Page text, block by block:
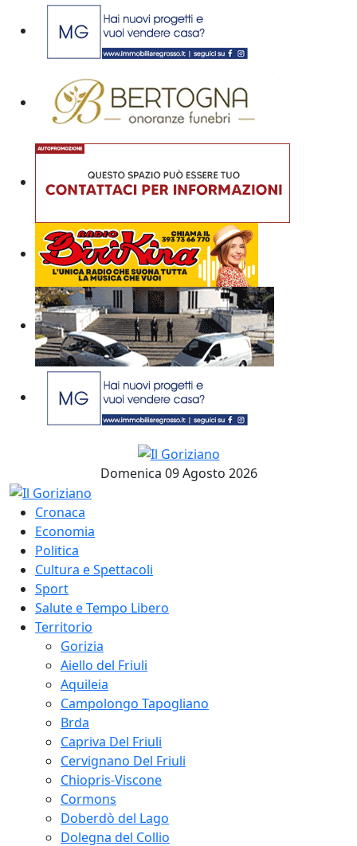
Domenica 09 Agosto 2026
Cronaca
Economia
Politica
Cultura e Spettacoli
Sport
Salute e Tempo Libero
Territorio
Gorizia
Aiello del Friuli
Aquileia
Campolongo Tapogliano
Brda
Capriva Del Friuli
Cervignano Del Friuli
Chiopris-Viscone
Cormons
Doberdò del Lago
Dolegna del Collio